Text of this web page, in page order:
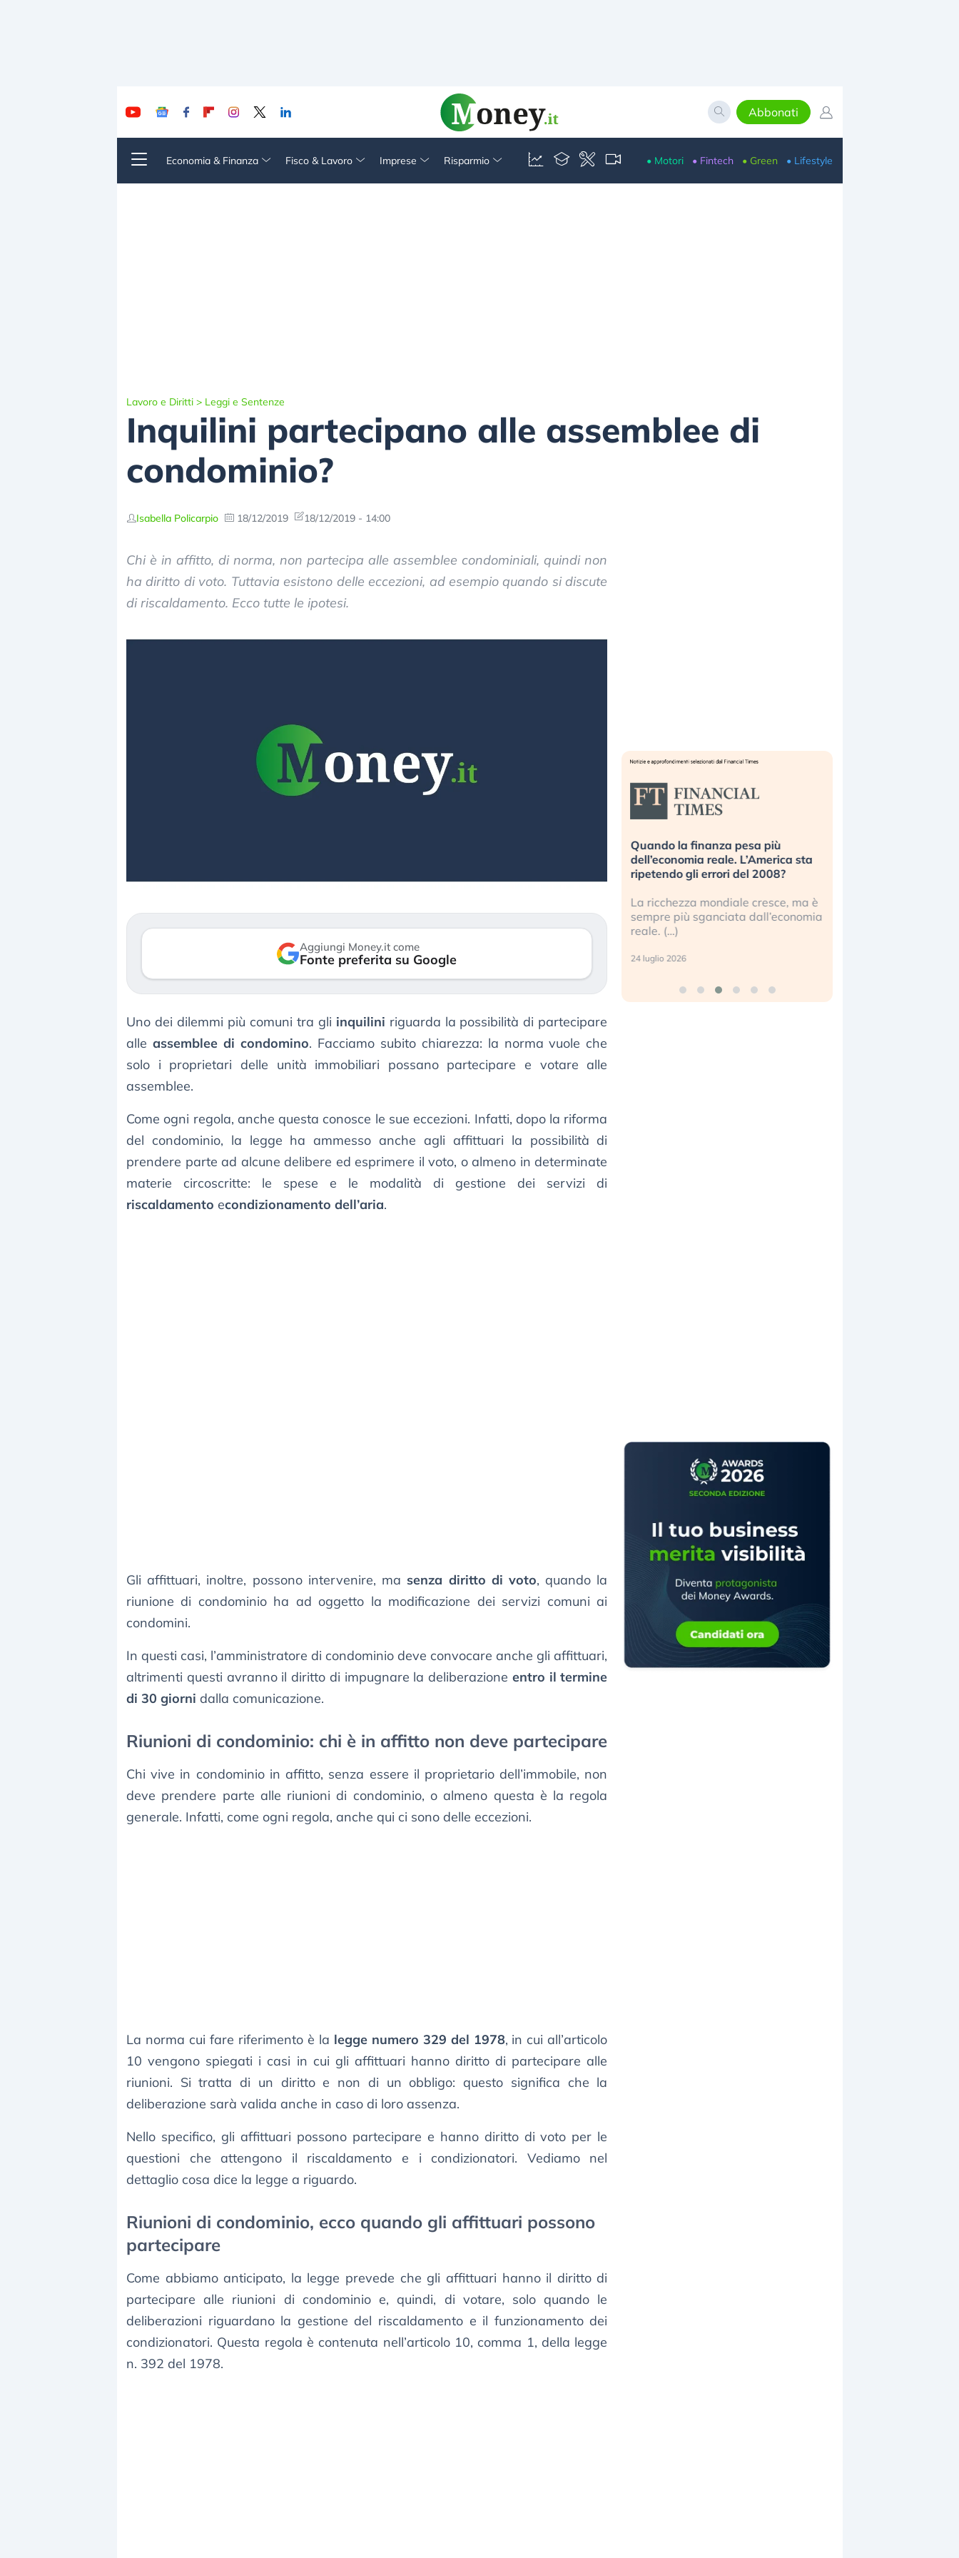
Abbonati
Economia & Finanza Fisco & Lavoro Imprese Risparmio • Motori • Fintech • Green • Lifestyle
Lavoro e Diritti > Leggi e Sentenze
Inquilini partecipano alle assemblee di
condominio?
Isabella Policarpio 18/12/2019 18/12/2019 - 14:00
Chi è in affitto, di norma, non partecipa alle assemblee condominiali, quindi non
ha diritto di voto. Tuttavia esistono delle eccezioni, ad esempio quando si discute
di riscaldamento. Ecco tutte le ipotesi.
Aggiungi Money.it come
Fonte preferita su Google
Uno dei dilemmi più comuni tra gli inquilini riguarda la possibilità di partecipare
alle assemblee di condomino. Facciamo subito chiarezza: la norma vuole che
solo i proprietari delle unità immobiliari possano partecipare e votare alle
assemblee.
Come ogni regola, anche questa conosce le sue eccezioni. Infatti, dopo la riforma
del condominio, la legge ha ammesso anche agli affittuari la possibilità di
prendere parte ad alcune delibere ed esprimere il voto, o almeno in determinate
materie circoscritte: le spese e le modalità di gestione dei servizi di
riscaldamento econdizionamento dell’aria.
Gli affittuari, inoltre, possono intervenire, ma senza diritto di voto, quando la
riunione di condominio ha ad oggetto la modificazione dei servizi comuni ai
condomini.
In questi casi, l’amministratore di condominio deve convocare anche gli affittuari,
altrimenti questi avranno il diritto di impugnare la deliberazione entro il termine
di 30 giorni dalla comunicazione.
Riunioni di condominio: chi è in affitto non deve partecipare
Chi vive in condominio in affitto, senza essere il proprietario dell’immobile, non
deve prendere parte alle riunioni di condominio, o almeno questa è la regola
generale. Infatti, come ogni regola, anche qui ci sono delle eccezioni.
La norma cui fare riferimento è la legge numero 329 del 1978, in cui all’articolo
10 vengono spiegati i casi in cui gli affittuari hanno diritto di partecipare alle
riunioni. Si tratta di un diritto e non di un obbligo: questo significa che la
deliberazione sarà valida anche in caso di loro assenza.
Nello specifico, gli affittuari possono partecipare e hanno diritto di voto per le
questioni che attengono il riscaldamento e i condizionatori. Vediamo nel
dettaglio cosa dice la legge a riguardo.
Riunioni di condominio, ecco quando gli affittuari possono
partecipare
Come abbiamo anticipato, la legge prevede che gli affittuari hanno il diritto di
partecipare alle riunioni di condominio e, quindi, di votare, solo quando le
deliberazioni riguardano la gestione del riscaldamento e il funzionamento dei
condizionatori. Questa regola è contenuta nell’articolo 10, comma 1, della legge
n. 392 del 1978.
mostrando segni di stanchezza
verso le (…)
Kospi, mentre gli investitori retail (…)
30 luglio 2026
Quando la finanza pesa più
dell’economia reale. L’America sta
ripetendo gli errori del 2008?
La ricchezza mondiale cresce, ma è
sempre più sganciata dall’economia
reale. (…)
24 luglio 2026